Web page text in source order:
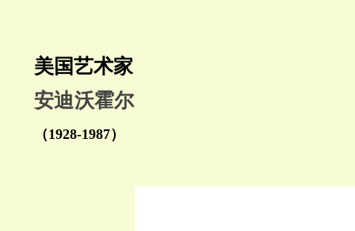
美国艺术家
安迪沃霍尔
（1928-1987）